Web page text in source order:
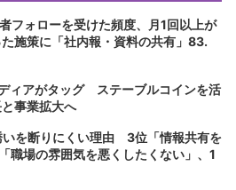
フォローを受けた頻度、月1回以上が
施策に「社内報・資料の共有」83.
ィアがタッグ ステーブルコインを活
事業拡大へ
いを断りにくい理由 3位「情報共有を
職場の雰囲気を悪くしたくない」、1